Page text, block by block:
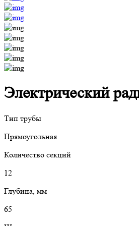
Электрический
Тип трубы
Прямоугольная
Количество секций
12
Глубина, мм
65